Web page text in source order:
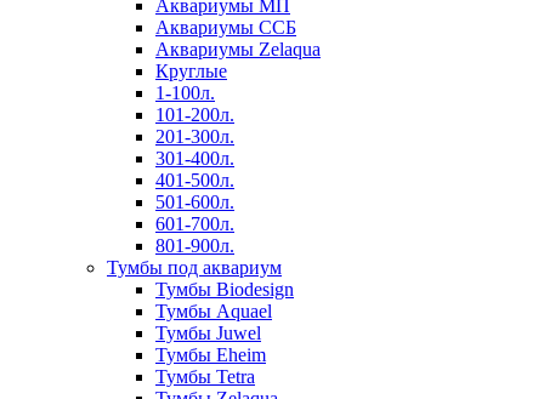
Аквариумы МП
Аквариумы ССБ
Аквариумы Zelaqua
Круглые
1-100л.
101-200л.
201-300л.
301-400л.
401-500л.
501-600л.
601-700л.
801-900л.
Тумбы под аквариум
Тумбы Biodesign
Тумбы Aquael
Тумбы Juwel
Тумбы Eheim
Тумбы Tetra